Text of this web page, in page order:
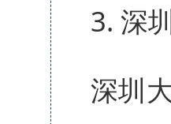
3. 深
深圳